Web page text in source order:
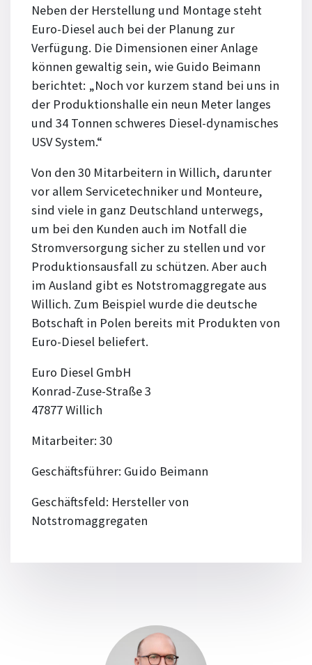
Neben der Herstellung und Montage steht
Euro-Diesel auch bei der Planung zur
Verfügung. Die Dimensionen einer Anlage
können gewaltig sein, wie Guido Beimann
berichtet: „Noch vor kurzem stand bei uns in
der Produktionshalle ein neun Meter langes
und 34 Tonnen schweres Diesel-dynamisches
USV System.“
Von den 30 Mitarbeitern in Willich, darunter
vor allem Servicetechniker und Monteure,
sind viele in ganz Deutschland unterwegs,
um bei den Kunden auch im Notfall die
Stromversorgung sicher zu stellen und vor
Produktions­ausfall zu schützen. Aber auch
im Ausland gibt es Notstrom­aggregate aus
Willich. Zum Beispiel wurde die deutsche
Botschaft in Polen bereits mit Produkten von
Euro-Diesel beliefert.
Euro Diesel GmbH
Konrad-Zuse-Straße 3
47877 Willich
Mitarbeiter: 30
Geschäftsführer: Guido Beimann
Geschäftsfeld: Hersteller von
Notstromaggregaten